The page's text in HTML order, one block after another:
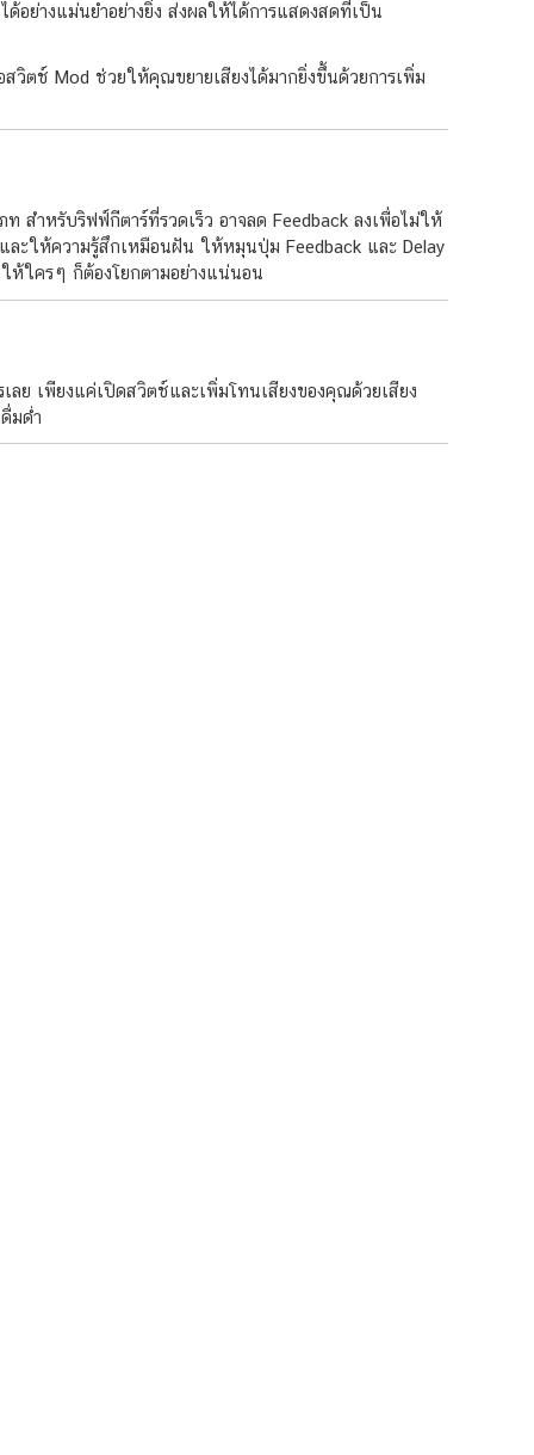
อย่างแม่นยำอย่างยิ่ง ส่งผลให้ได้การแสดงสดที่เป็น
วิตช์ Mod ช่วยให้คุณขยายเสียงได้มากยิ่งขึ้นด้วยการเพิ่ม
สำหรับริฟฟ์กีตาร์ที่รวดเร็ว อาจลด Feedback ลงเพื่อไม่ให้
ละให้ความรู้สึกเหมือนฝัน ให้หมุนปุ่ม Feedback และ Delay
ห้ใครๆ ก็ต้องโยกตามอย่างแน่นอน
เพียงแค่เปิดสวิตช์และเพิ่มโทนเสียงของคุณด้วยเสียง
มด่ำ